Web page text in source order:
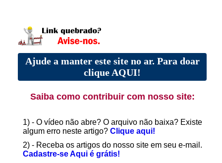
Ajude a manter este site no ar. Para doar
clique AQUI!
Saiba como contribuir com nosso site:
1) - O vídeo não abre? O arquivo não baixa? Existe
algum erro neste artigo? Clique aqui!
2) - Receba os artigos do nosso site em seu e-mail.
Cadastre-se Aqui é grátis!